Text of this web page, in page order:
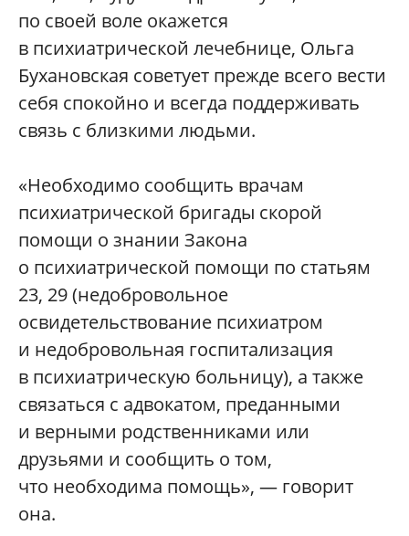
по своей воле окажется
в психиатрической лечебнице, Ольга
Бухановская советует прежде всего вести
себя спокойно и всегда поддерживать
связь с близкими людьми.
«Необходимо сообщить врачам
психиатрической бригады скорой
помощи о знании Закона
о психиатрической помощи по статьям
23, 29 (недобровольное
освидетельствование психиатром
и недобровольная госпитализация
в психиатрическую больницу), а также
связаться с адвокатом, преданными
и верными родственниками или
друзьями и сообщить о том,
что необходима помощь», — говорит
она.